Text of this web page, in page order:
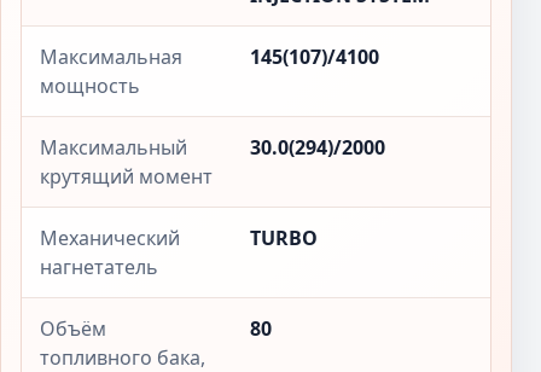
Максимальная
мощность
145(107)/4100
Максимальный
крутящий момент
30.0(294)/2000
Механический
нагнетатель
TURBO
Объём
топливного бака,
80